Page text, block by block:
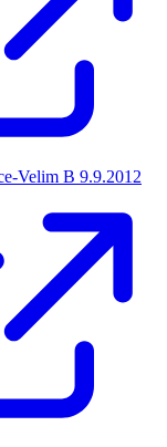
Velim B 9.9.2012